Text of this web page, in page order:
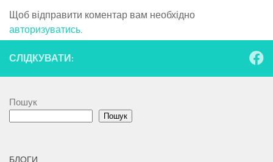
Щоб відправити коментар вам необхідно
авторизуватись.
СЛІДКУВАТИ:
Пошук
Пошук